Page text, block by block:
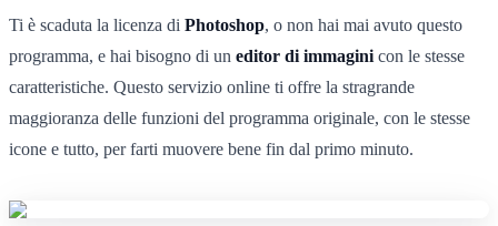
Ti è scaduta la licenza di Photoshop, o non hai mai avuto questo
programma, e hai bisogno di un editor di immagini con le stesse
caratteristiche. Questo servizio online ti offre la stragrande
maggioranza delle funzioni del programma originale, con le stesse
icone e tutto, per farti muovere bene fin dal primo minuto.